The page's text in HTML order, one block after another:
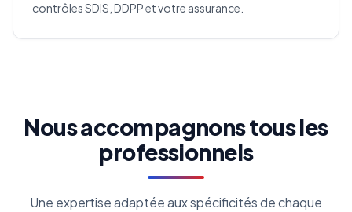
contrôles SDIS, DDPP et votre assurance.
Nous accompagnons tous les
professionnels
Une expertise adaptée aux spécificités de chaque